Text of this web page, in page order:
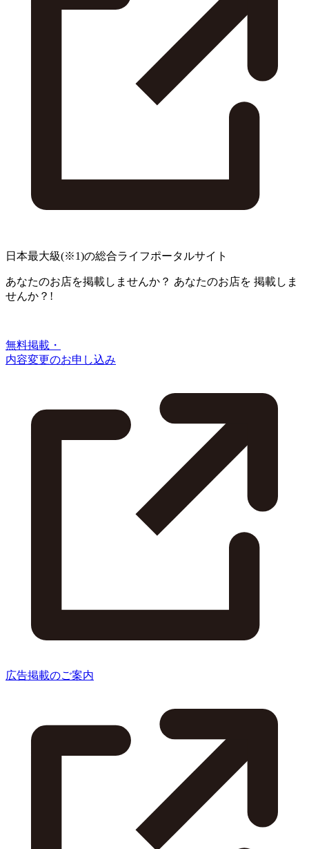
日本最大級(※1)の総合ライフポータルサイト
あなたのお店を掲載しませんか？ あなたのお店を 掲載しま
せんか？!
無料掲載・
内容変更のお申し込み
広告掲載のご案内